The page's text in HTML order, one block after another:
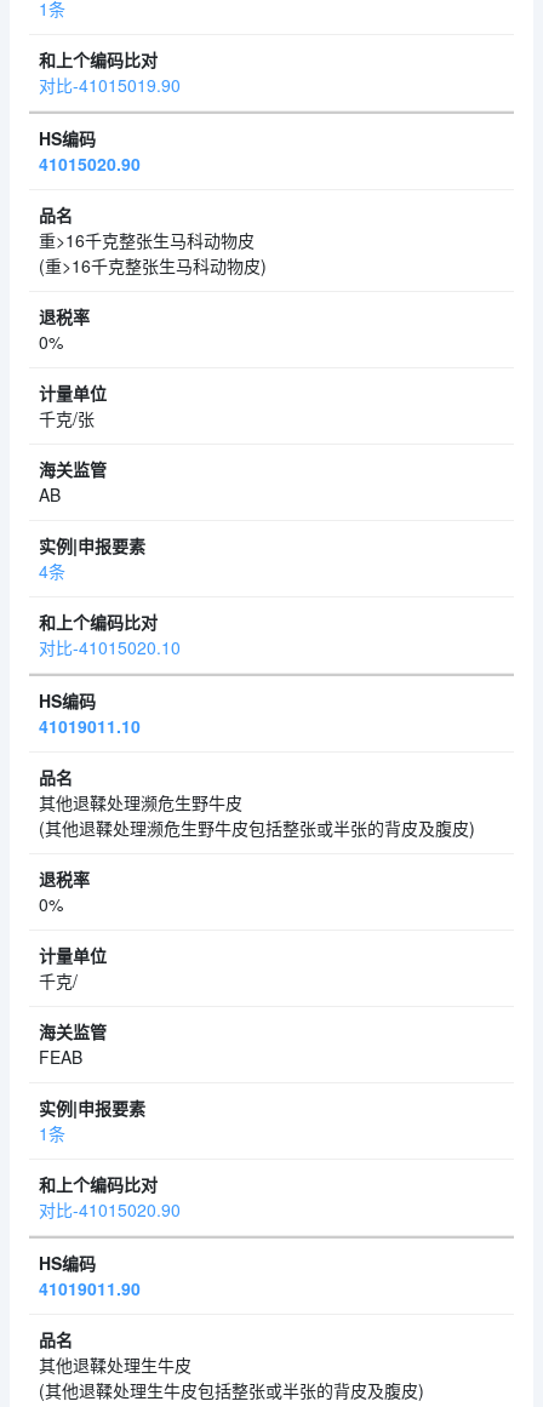
1条
对比-41015019.90
41015020.90
重>16千克整张生马科动物皮
(重>16千克整张生马科动物皮)
0%
千克/张
AB
4条
对比-41015020.10
41019011.10
其他退鞣处理濒危生野牛皮
(其他退鞣处理濒危生野牛皮包括整张或半张的背皮及腹皮)
0%
千克/
FEAB
1条
对比-41015020.90
41019011.90
其他退鞣处理生牛皮
(其他退鞣处理生牛皮包括整张或半张的背皮及腹皮)